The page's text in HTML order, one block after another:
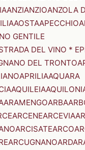
ANZIANZIOANZOLA
AOSTAAPECCHIO
GENTILE
DEL VINO *
DEL TRONTO
APRILIAAQUARA
AQUILEIA
ARAMENGOARBA
ARCENEARCEVIA
ARCISATEARCO
ARCUGNANO